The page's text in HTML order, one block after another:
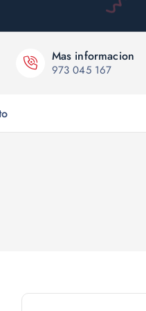
Mas informacion
973 045 167